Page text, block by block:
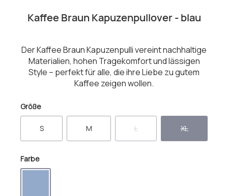
Kaffee Braun Kapuzenpullover - blau
Der Kaffee Braun Kapuzenpulli vereint nachhaltige
Materialien, hohen Tragekomfort und lässigen
Style – perfekt für alle, die ihre Liebe zu gutem
Kaffee zeigen wollen.
Größeauswählen
S M L XL
Farbeauswählen